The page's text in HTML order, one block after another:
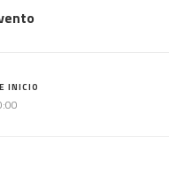
INICIO